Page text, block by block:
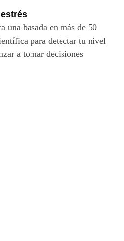
una basada en más de 50
para detectar tu nivel
a tomar decisiones